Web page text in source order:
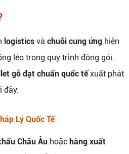
logistics và chuỗi cung ứng hiện
lẻo trong quy trình đóng gói.
gỗ đạt chuẩn quốc tếxuất phát
đây:
Lý Quốc Tế
Châu Âu hoặc hàng xuất